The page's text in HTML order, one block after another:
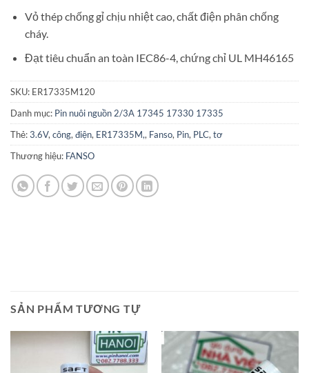
Vỏ thép chống gỉ chịu nhiệt cao, chất điện phân chống
cháy.
Đạt tiêu chuẩn an toàn IEC86-4, chứng chỉ UL MH46165
SKU: ER17335M120
Danh mục: Pin nuôi nguồn 2/3A 17345 17330 17335
Thẻ:3.6V, công, điện, ER17335M,, Fanso, Pin, PLC, tơ
Thương hiệu: FANSO
SẢN PHẨM TƯƠNG TỰ